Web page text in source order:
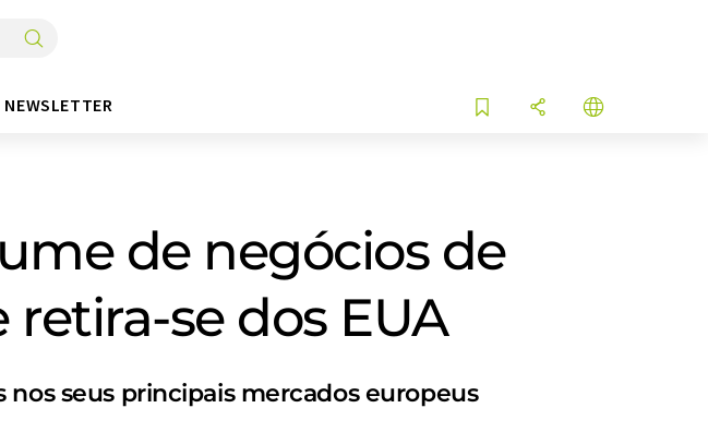
NEWSLETTER
de negócios de
se dos EUA
seus principais mercados europeus